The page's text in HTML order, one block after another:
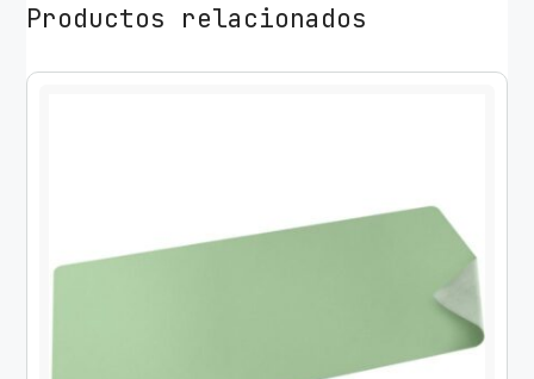
Productos relacionados